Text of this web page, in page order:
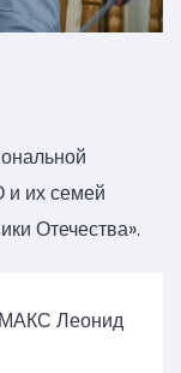
и их семей
Отечества».
Леонид